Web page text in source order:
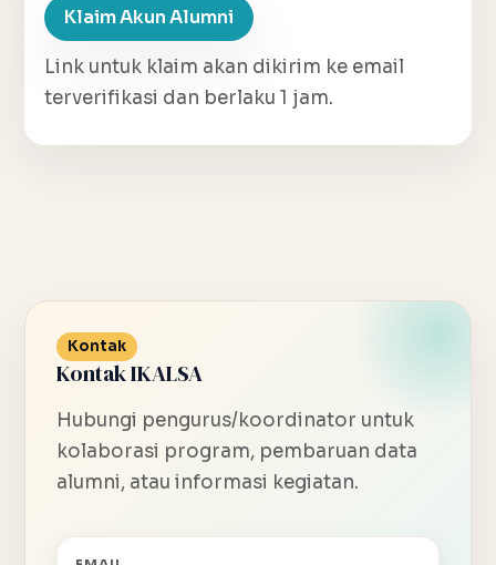
Klaim Akun Alumni
Link untuk klaim akan dikirim ke email
terverifikasi dan berlaku 1 jam.
Kontak
Kontak IKALSA
Hubungi pengurus/koordinator untuk
kolaborasi program, pembaruan data
alumni, atau informasi kegiatan.